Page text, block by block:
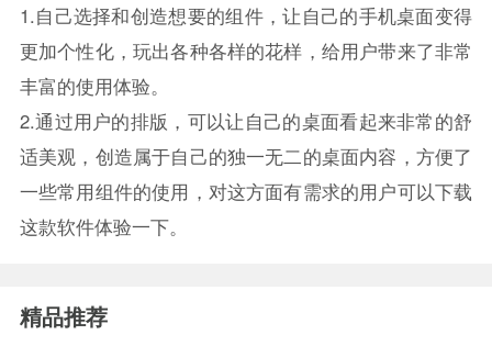
1.自己选择和创造想要的组件，让自己的手机桌面变得
更加个性化，玩出各种各样的花样，给用户带来了非常
丰富的使用体验。
2.通过用户的排版，可以让自己的桌面看起来非常的舒
适美观，创造属于自己的独一无二的桌面内容，方便了
一些常用组件的使用，对这方面有需求的用户可以下载
这款软件体验一下。
精品推荐